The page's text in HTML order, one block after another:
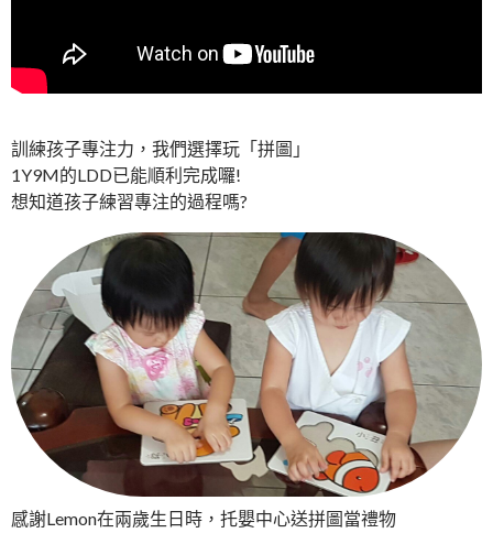
訓練孩子專注力，我們選擇玩「拼圖」
1Y9M的LDD已能順利完成囉!
想知道孩子練習專注的過程嗎?
感謝Lemon在兩歲生日時，托嬰中心送拼圖當禮物